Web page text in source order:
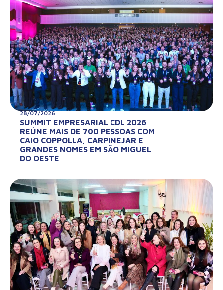
28/07/2026
SUMMIT EMPRESARIAL CDL 2026
REÚNE MAIS DE 700 PESSOAS COM
CAIO COPPOLLA, CARPINEJAR E
GRANDES NOMES EM SÃO MIGUEL
DO OESTE